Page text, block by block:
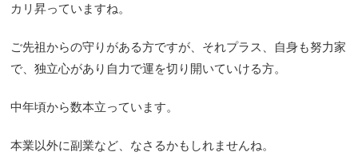
カリ昇っていますね。
ご先祖からの守りがある方ですが、それプラス、自身も努力家
で、独立心があり自力で運を切り開いていける方。
中年頃から数本立っています。
本業以外に副業など、なさるかもしれませんね。